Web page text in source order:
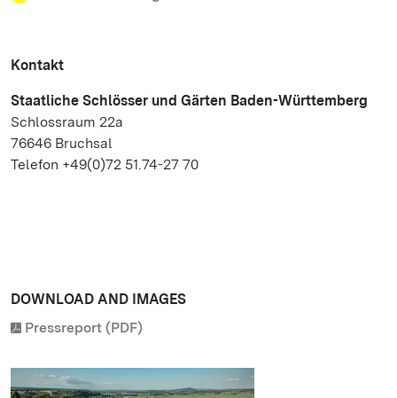
Kontakt
Staatliche Schlösser und Gärten Baden-Württemberg
Schlossraum 22a
76646 Bruchsal
Telefon +49(0)72 51.74-27 70
DOWNLOAD AND IMAGES
Pressreport (PDF)